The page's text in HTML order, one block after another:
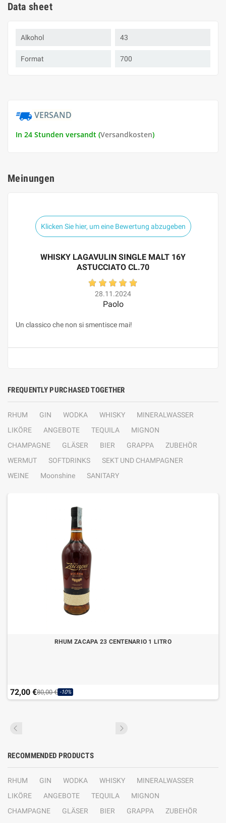
Data sheet
Alkohol 43
Format 700
VERSAND
In 24 Stunden versandt (Versandkosten)
Meinungen
Klicken Sie hier, um eine Bewertung abzugeben
WHISKY LAGAVULIN SINGLE MALT 16Y
ASTUCCIATO CL.70
28.11.2024
Paolo
Un classico che non si smentisce mai!
FREQUENTLY PURCHASED TOGETHER
RHUM GIN WODKA WHISKY
MINERALWASSER
LIKÖRE
ANGEBOTE TEQUILA
MIGNON
CHAMPAGNE
GLÄSER BIER GRAPPA
ZUBEHÖR
WERMUT
SOFTDRINKS
SEKT UND CHAMPAGNER
WEINE
Moonshine SANITARY
RHUM ZACAPA 23 CENTENARIO 1 LITRO
72,00 €80,00 € -10%
RECOMMENDED PRODUCTS
RHUM GIN WODKA WHISKY
MINERALWASSER
LIKÖRE
ANGEBOTE TEQUILA
MIGNON
CHAMPAGNE
GLÄSER BIER GRAPPA
ZUBEHÖR